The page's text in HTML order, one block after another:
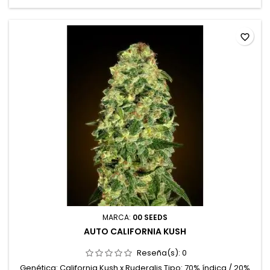
MARCA: 00 SEEDS
AUTO CALIFORNIA KUSH
Reseña(s): 0
favorite_border